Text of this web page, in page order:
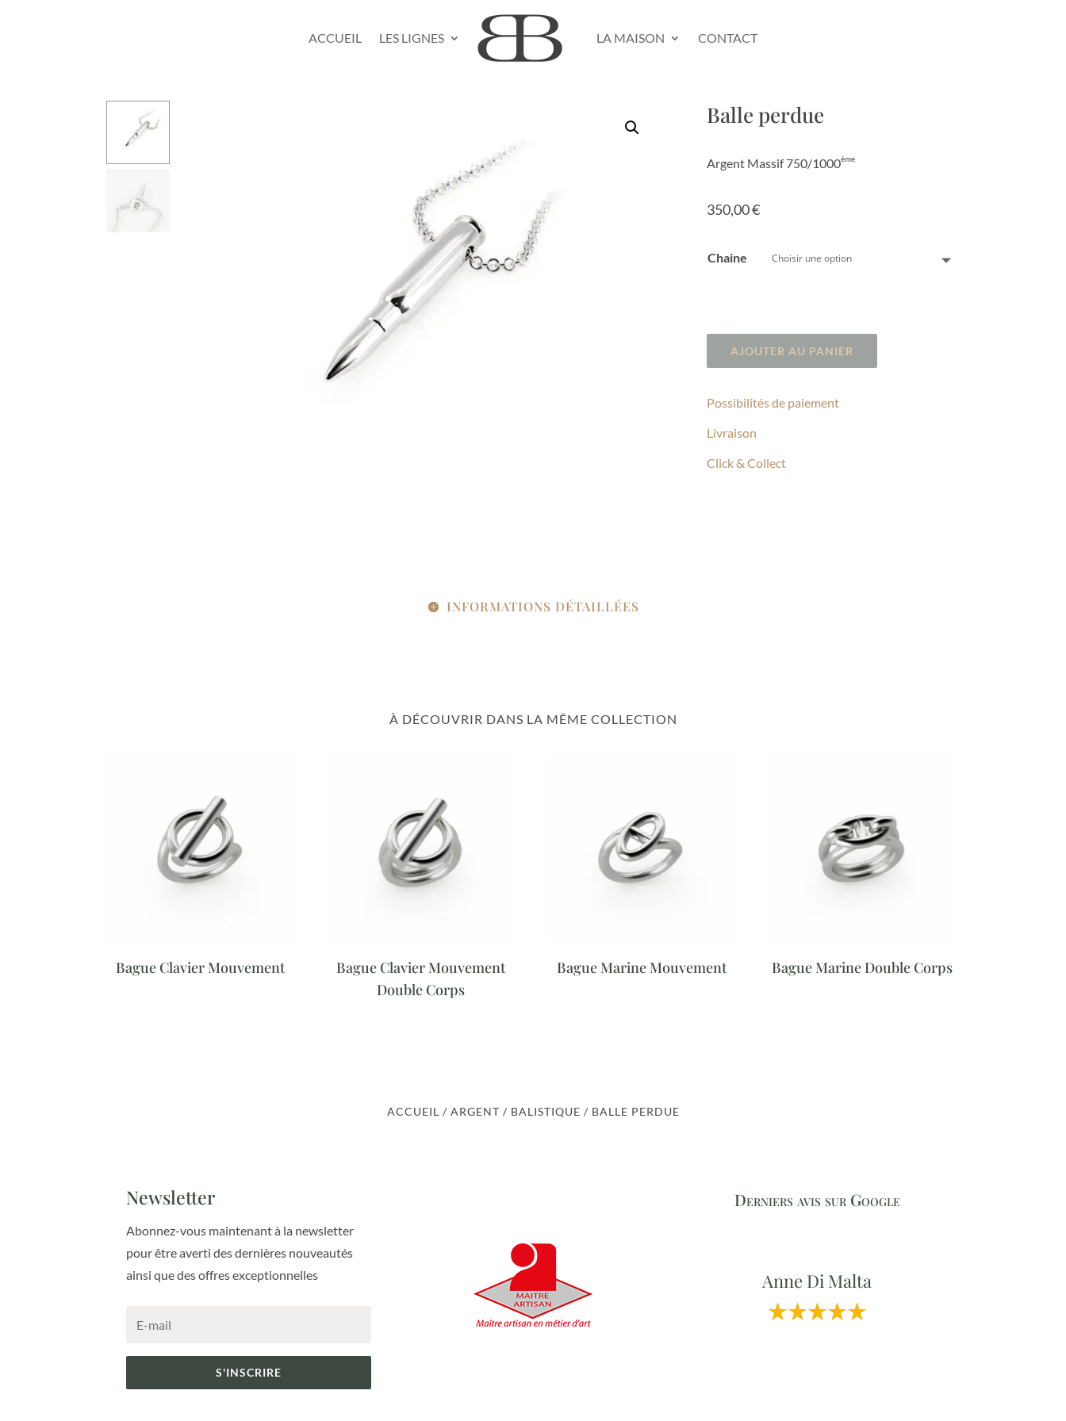
ACCUEIL LES LIGNES LA MAISON CONTACT
Balle perdue
Argent Massif 750/1000ème
350,00€
Chaine
AJOUTER AU PANIER
Possibilités de paiement
Livraison
Click & Collect
INFORMATIONS DÉTAILLÉES
À DÉCOUVRIR DANS LA MÊME COLLECTION
Bague Clavier Mouvement
Bague Clavier Mouvement
Double Corps
Bague Marine Mouvement Bague Marine Double Corps
ACCUEIL / ARGENT / BALISTIQUE / BALLE PERDUE
Newsletter
Abonnez-vous maintenant à la newsletter
pour être averti des dernières nouveautés
ainsi que des offres exceptionnelles
S'INSCRIRE
Derniers avis sur Google
Anne Di Malta